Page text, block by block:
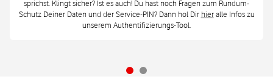
sprichst. Klingt sicher? Ist es auch! Du hast noch Fragen zum Rundum-
Schutz Deiner Daten und der Service-PIN? Dann hol Dir hieralle Infos zu
unserem Authentifizierungs-Tool.